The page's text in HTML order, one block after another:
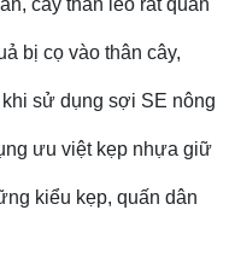
cây thân leo rất quan
bị cọ vào thân cây,
sử dụng sợi SE nông
ưu việt kẹp nhựa giữ
kiểu kẹp, quấn dân